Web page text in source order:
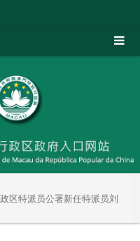
区特派员公署新任特派员刘